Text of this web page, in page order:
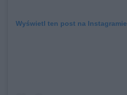
Wyświetl ten post na Instagramie